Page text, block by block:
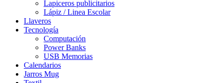
Lapiceros publicitarios
Lápiz / Linea Escolar
Llaveros
Tecnología
Computación
Power Banks
USB Memorias
Calendarios
Jarros Mug